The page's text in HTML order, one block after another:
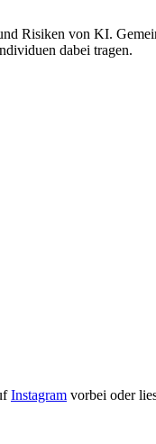
Risiken von KI.
dabei tragen.
Instagram vorbei oder